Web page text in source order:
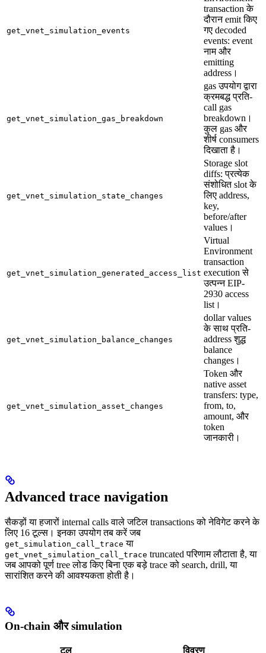
get_vnet_simulation_events
transaction के
दौरान emit किए
गए decoded
events: event
नाम और
emitting
address।
get_vnet_simulation_gas_breakdown
gas उपयोग द्वारा
क्रमबद्ध प्रति-
call gas
breakdown।
कुल gas और
शीर्ष consumers
दिखाता है।
get_vnet_simulation_state_changes
Storage slot
diffs: प्रत्येक
संशोधित slot के
लिए address,
key,
before/after
values।
get_vnet_simulation_generated_access_list
Virtual
Environment
transaction
execution से
उत्पन्न EIP-
2930 access
list।
get_vnet_simulation_balance_changes
dollar values
के साथ प्रति-
address शुद्ध
balance
changes।
get_vnet_simulation_asset_changes
Token और
native asset
transfers: type,
from, to,
amount, और
token
जानकारी।
Advanced trace navigation
सैकड़ों या हजारों internal calls वाले जटिल transactions को नेविगेट करने के
लिए 16 टूल्स। इनका उपयोग तब करें जब
get_simulation_call_trace या
get_vnet_simulation_call_trace truncated परिणाम लौटाता है, या
जब आपको पूर्ण tree लोड किए बिना एक बड़े trace को search, drill, या
सारांशित करने की आवश्यकता होती है।
On-chain और simulation
टूल विवरण